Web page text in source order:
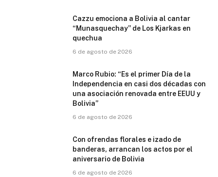
Cazzu emociona a Bolivia al cantar
“Munasquechay” de Los Kjarkas en
quechua
6 de agosto de 2026
Marco Rubio: “Es el primer Día de la
Independencia en casi dos décadas con
una asociación renovada entre EEUU y
Bolivia”
6 de agosto de 2026
Con ofrendas florales e izado de
banderas, arrancan los actos por el
aniversario de Bolivia
6 de agosto de 2026